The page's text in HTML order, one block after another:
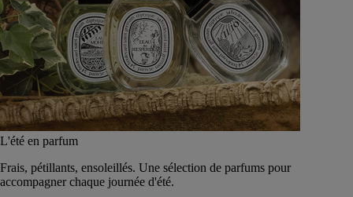
L'été en parfum
Frais, pétillants, ensoleillés. Une sélection de parfums pour
accompagner chaque journée d'été.